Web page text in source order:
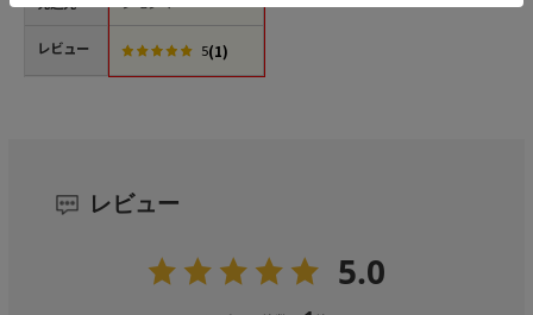
レビュー 5(1)
レビュー
5.0